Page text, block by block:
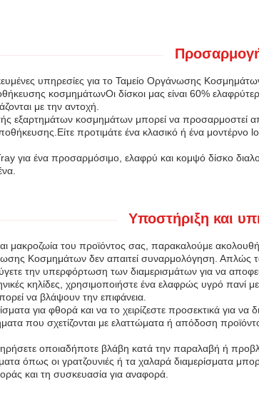
υπηρεσίες για το Ταμείο Οργάνωσης
κοσμημάτωνΟι δίσκοι μας είναι 60%
με την αντοχή.
εξαρτημάτων κοσμημάτων μπορεί να προσαρμοστεί
προτιμάτε ένα κλασικό ή ένα
για ένα προσαρμόσιμο, ελαφρύ και κομψό δίσκο
Υποστήριξη και
μακροζωία του προϊόντος σας, παρακαλούμε
Κοσμημάτων δεν απαιτεί συναρμολόγηση. Απλώς
την υπερφόρτωση των διαμερισμάτων για να
κηλίδες, χρησιμοποιήστε ένα ελαφρώς υγρό
να βλάψουν την επιφάνεια.
για φθορά και να το χειρίζεστε προσεκτικά για να
που σχετίζονται με ελαττώματα ή απόδοση
οποιαδήποτε βλάβη κατά την παραλαβή ή
όπως οι γρατζουνιές ή τα χαλαρά διαμερίσματα
και τη συσκευασία για αναφορά.